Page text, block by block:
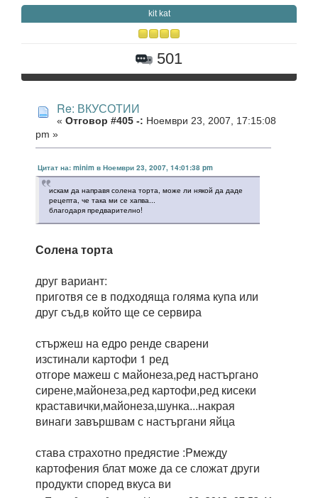
kit kat
501
Re: ВКУСОТИИ
« Отговор #405 -: Ноември 23, 2007, 17:15:08
pm »
Цитат на: minim в Ноември 23, 2007, 14:01:38 pm
искам да направя солена торта, може ли някой да даде
рецепта, че така ми се хапва...
благодаря предварително!
Солена торта
друг вариант:
приготвя се в подходяща голяма купа или
друг съд,в който ще се сервира
стържеш на едро ренде сварени
изстинали картофи 1 ред
отгоре мажеш с майонеза,ред настъргано
сирене,майонеза,ред картофи,ред кисеки
краставички,майонеза,шунка...накрая
винаги завършвам с настъргани яйца
става страхотно предястие :Pмежду
картофения блат може да се сложат други
продукти според вкуса ви